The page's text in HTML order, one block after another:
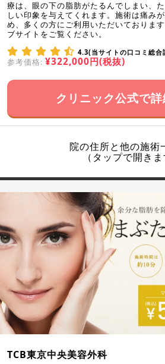
療は、眼の下の脂肪がたるんでしまい、
しい印象を与えてくれます。施術は痛み
め、多くの方にご利用いただいておりま
ブサイトをご覧ください。
4.3(当サイトの口コミ総合
参考価格: ¥322,000円(税抜)
クリニック公式で
院の住所と他の施
（タップで開きま
TCB東京中央美容外科